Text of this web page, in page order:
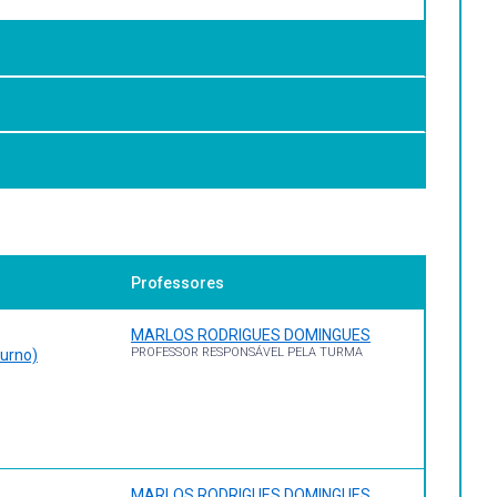
Nahas. – 7. ed. –Florianópolis, Ed. do Autor, 2017.
para a População Brasileira [recurso eletrônico] /
2021
Professores
MARLOS RODRIGUES DOMINGUES
PROFESSOR RESPONSÁVEL PELA TURMA